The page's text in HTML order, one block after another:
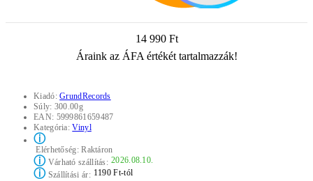
14 990 Ft
Áraink az ÁFA értékét tartalmazzák!
Kiadó:GrundRecords
Súly: 300.00g
EAN: 5999861659487
Kategória:Vinyl
ⓘ
Elérhetőség:Raktáron
ⓘVárható szállítás: 2026.08.10.
ⓘSzállítási ár: 1190 Ft-tól